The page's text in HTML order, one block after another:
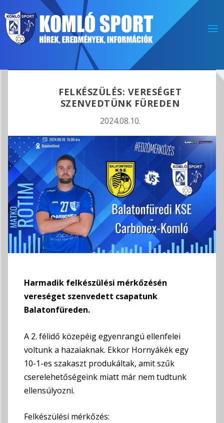
FELKÉSZÜLÉS: VERESÉGET
SZENVEDTÜNK FÜREDEN
2024.08.10.
Harmadik felkészülési mérkőzésén
vereséget szenvedett csapatunk
Balatonfüreden.
A 2. félidő közepéig egyenrangú ellenfelei
voltunk a hazaiaknak. Ekkor Hornyákék egy
10-1-es szakaszt produkáltak, amit szűk
cserelehetőségeink miatt már nem tudtunk
ellensúlyozni.
Felkészülési mérkőzés: